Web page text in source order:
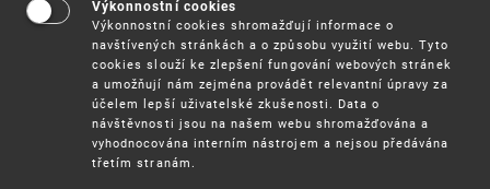
Ochrannéznámky
Výkonnostní cookies
Výkonnostní cookies shromažďují informace o
navštívených stránkách a o způsobu využití webu. Tyto
cookies slouží ke zlepšení fungování webových stránek
a umožňují nám zejména provádět relevantní úpravy za
účelem lepší uživatelské zkušenosti. Data o
návštěvnosti jsou na našem webu shromažďována a
vyhodnocována interním nástrojem a nejsou předávána
třetím stranám.